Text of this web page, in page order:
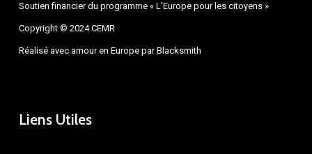
Soutien financier du programme « L'Europe pour les citoyens »
Copyright © 2024 CEMR
Réalisé avec amour en Europe parBlacksmith
Liens Utiles